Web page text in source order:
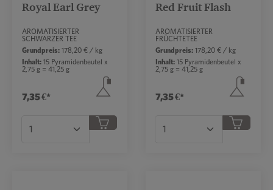
Royal Earl Grey
AROMATISIERTER
SCHWARZER TEE
Grundpreis: 178,20 € / kg
Inhalt: 15 Pyramidenbeutel x
2,75 g = 41,25 g
7,35 €*
Produkt Anzahl: Gib den gewünschten
Red Fruit Flash
AROMATISIERTER
FRÜCHTETEE
Grundpreis: 178,20 € / kg
Inhalt: 15 Pyramidenbeutel x
2,75 g = 41,25 g
7,35 €*
Produkt Anzahl: